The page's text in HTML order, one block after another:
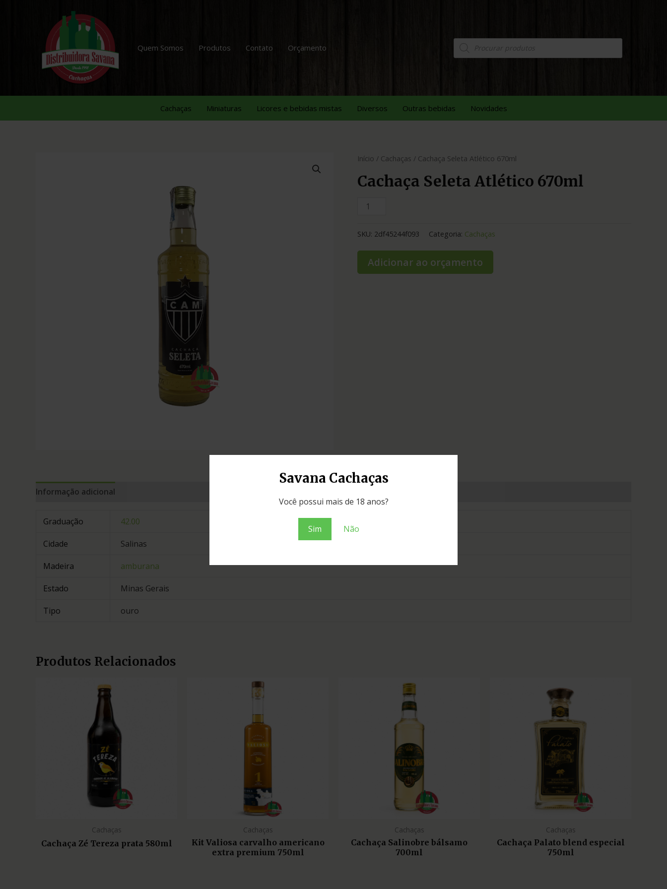
Savana Cachaças
Você possui mais de 18 anos?
Sim Não
Quem Somos Produtos Contato Orçamento
Cachaças Miniaturas Licores e bebidas mistas Diversos Outras bebidas Novidades
Início / Cachaças / Cachaça Seleta Atlético 670ml
Cachaça Seleta Atlético 670ml
SKU: 2df45244f093 Categoria: Cachaças
Adicionar ao orçamento
Informação adicional
Graduação 42.00
Cidade Salinas
Madeira amburana
Estado Minas Gerais
Tipo ouro
Produtos Relacionados
Cachaças
Cachaça Zé Tereza prata 580ml
Cachaças
Kit Valiosa carvalho americano
extra premium 750ml
Cachaças
Cachaça Salinobre bálsamo
700ml
Cachaças
Cachaça Palato blend especial
750ml